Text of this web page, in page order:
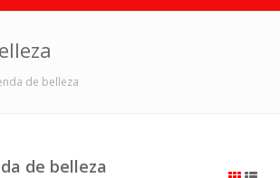
de belleza
de belleza